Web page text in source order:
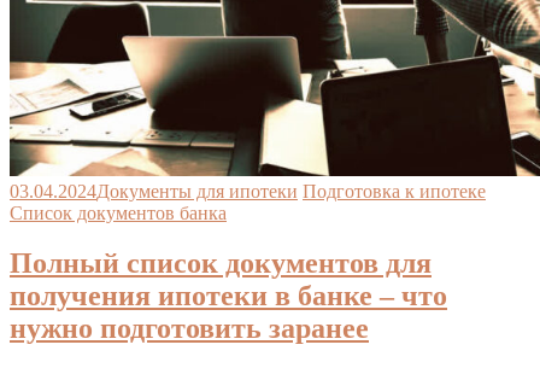
03.04.2024Документы для ипотеки Подготовка к ипотеке
Список документов банка
Полный список документов для
получения ипотеки в банке – что
нужно подготовить заранее